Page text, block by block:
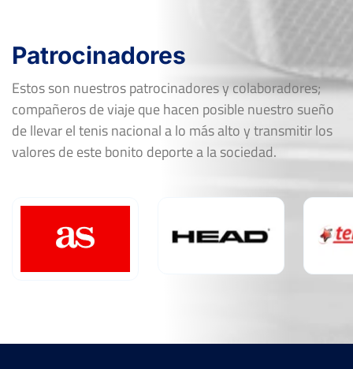
Patrocinadores
Estos son nuestros patrocinadores y colaboradores;
compañeros de viaje que hacen posible nuestro sueño
de llevar el tenis nacional a lo más alto y transmitir los
valores de este bonito deporte a la sociedad.